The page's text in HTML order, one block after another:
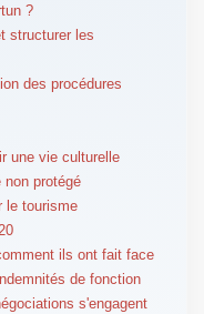
?
structurer les
des procédures
une vie culturelle
non protégé
le tourisme
ils ont fait face
de fonction
s'engagent